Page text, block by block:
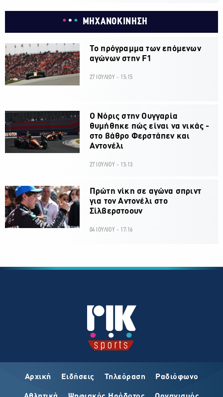
ΜΗΧΑΝΟΚΙΝΗΣΗ
Το πρόγραμμα των επόμενων
αγώνων στην F1
27 ΙΟΥΛΙΟΥ - 15:15
O Νόρις στην Ουγγαρία
θυμήθηκε πώς είναι να νικάς -
στο βάθρο Φερστάπεν και
Αντονέλι
27 ΙΟΥΛΙΟΥ - 15:13
Πρώτη νίκη σε αγώνα σπριντ
για τον Αντονέλι στο
Σίλβερστοουν
04 ΙΟΥΛΙΟΥ - 17:16
Αρχική Ειδήσεις Τηλεόραση Ραδιόφωνο